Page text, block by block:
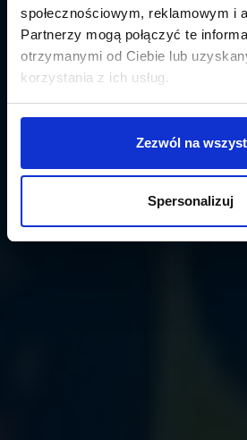
społecznościowym, reklamowym i
Partnerzy mogą połączyć te
otrzymanymi od Ciebie lub
korzystania z ich usług.
Zezwól na
Spersonalizuj